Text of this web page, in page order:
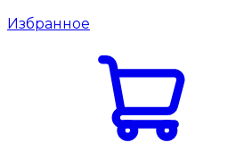
Избранное